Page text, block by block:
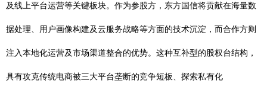
及线上平台运营等关键板块。作为参股方，东方国信将贡献在海量数
据处理、用户画像构建及云服务战略等方面的技术沉淀，而合作方则
注入本地化运营及市场渠道整合的优势。这种互补型的股权台结构，
具有攻克传统电商被三大平台垄断的竞争短板、探索私有化